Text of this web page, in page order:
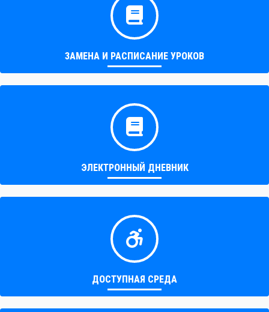
ЗАМЕНА И РАСПИСАНИЕ УРОКОВ
ЭЛЕКТРОННЫЙ ДНЕВНИК
ДОСТУПНАЯ СРЕДА